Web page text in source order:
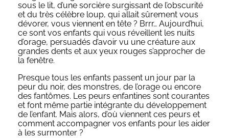
sous le lit, d’une sorcière surgissant de l’obscurité
et du très célèbre loup, qui allait sûrement vous
dévorer, vous viennent en tête ? Brrr… Aujourd’hui,
ce sont vos enfants qui vous réveillent les nuits
d’orage, persuadés d’avoir vu une créature aux
grandes dents et aux yeux rouges s’approcher de
la fenêtre.
Presque tous les enfants passent un jour par la
peur du noir, des monstres, de l’orage ou encore
des fantômes. Les peurs enfantines sont courantes
et font même partie intégrante du développement
de l’enfant. Mais alors, d’où viennent ces peurs et
comment accompagner vos enfants pour les aider
à les surmonter ?